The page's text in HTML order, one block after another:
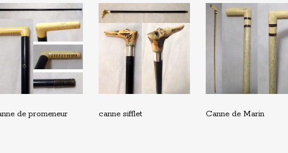
de promeneur canne sifflet Canne de Marin